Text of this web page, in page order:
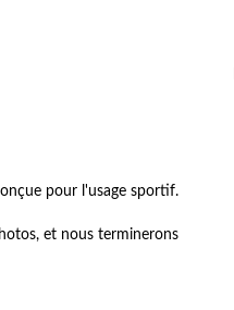
pour l'usage sportif.
et nous terminerons